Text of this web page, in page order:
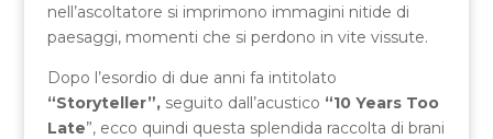
nell’ascoltatore si imprimono immagini nitide di
paesaggi, momenti che si perdono in vite vissute.
Dopo l’esordio di due anni fa intitolato
“Storyteller”, seguito dall’acustico “10 Years Too
Late”, ecco quindi questa splendida raccolta di brani